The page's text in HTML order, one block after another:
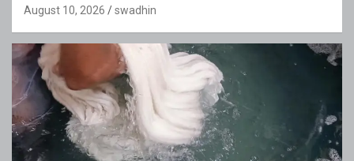
August 10, 2026 swadhin